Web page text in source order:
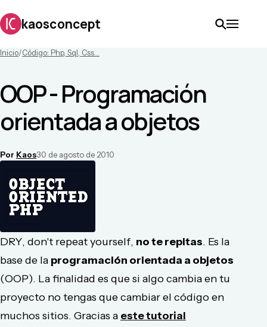
kaosconcept
Inicio/Código: Php, Sql, Css...
OOP - Programación
orientada a objetos
Por Kaos30 de agosto de 2010
DRY, don't repeat yourself, no te repitas. Es la
base de la programación orientada a objetos
(OOP). La finalidad es que si algo cambia en tu
proyecto no tengas que cambiar el código en
muchos sitios. Gracias a este tutorial